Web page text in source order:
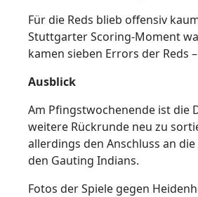
Für die Reds blieb offensiv
Stuttgarter Scoring-Moment
kamen sieben Errors der Reds
Ausblick
Am Pfingstwochenende ist die
weitere Rückrunde neu zu
allerdings den Anschluss an
den Gauting Indians.
Fotos der Spiele gegen